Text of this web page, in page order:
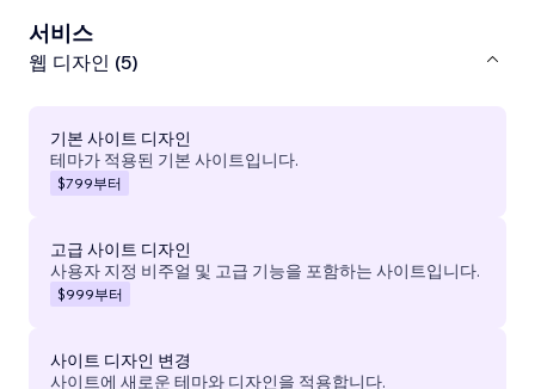
서비스
웹 디자인 (5)
기본 사이트 디자인
테마가 적용된 기본 사이트입니다.
$799부터
고급 사이트 디자인
사용자 지정 비주얼 및 고급 기능을 포함하는 사이트입니다.
$999부터
사이트 디자인 변경
사이트에 새로운 테마와 디자인을 적용합니다.